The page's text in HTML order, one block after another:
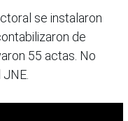
se instalaron
de
55 actas. No